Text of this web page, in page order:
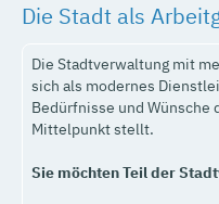
Die Stadt als
Die Stadtverwaltung mit
sich als modernes
Bedürfnisse und Wünsche
Mittelpunkt stellt.
Sie möchten Teil der